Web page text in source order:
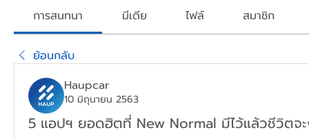
การสนทนา มีเดีย ไฟล์ สมาชิก
ย้อนกลับ
Haupcar
10 มิถุนายน 2563
5 แอปฯ ยอดฮิตที่ New Normal มีไว้แล้วชีวิตจ